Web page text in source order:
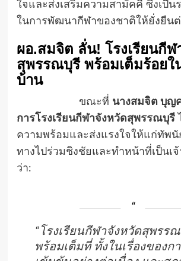
ใจและส่งเสริมความสามัคคี ซึ่งเป็
ในการพัฒนากีฬาของชาติให้ยั่งยืนต่
ผอ.สมจิต ลั่น! โรงเรียนกีฬ
สุพรรณบุรี พร้อมเต็มร้อยใ
บ้าน
ขณะที่ นางสมจิต บุญ
การโรงเรียนกีฬาจังหวัดสุพรรณบุรี
ความพร้อมและส่งแรงใจให้แก่ทัพนั
ทางไปร่วมชิงชัยและทำหน้าที่เป็นเ
ว่า:
“โรงเรียนกีฬาจังหวัดสุพรร
พร้อมเต็มที่ ทั้งในเรื่องของก